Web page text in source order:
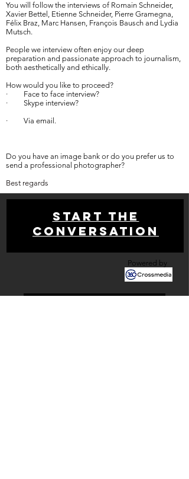
You will follow the interviews of Romain Schneider,
Xavier Bettel, Etienne Schneider, Pierre Gramegna,
Félix Braz, Marc Hansen, François Bausch and Lydia
Mutsch.
People we interview often enjoy our deep
preparation and passionate approach to journalism,
both aesthetically and ethically.
How would you like to proceed?
· Face to face interview?
· Skype interview?
· Via email.
Do you have an image bank or do you prefer us to
send a professional photographer?
Best regards
Start THE
conversation
Powered by